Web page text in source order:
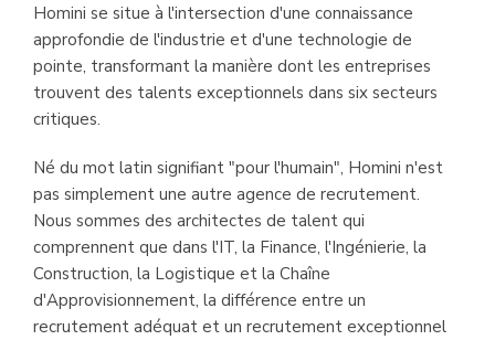
Homini se situe à l'intersection d'une connaissance
approfondie de l'industrie et d'une technologie de
pointe, transformant la manière dont les entreprises
trouvent des talents exceptionnels dans six secteurs
critiques.
Né du mot latin signifiant "pour l'humain", Homini n'est
pas simplement une autre agence de recrutement.
Nous sommes des architectes de talent qui
comprennent que dans l'IT, la Finance, l'Ingénierie, la
Construction, la Logistique et la Chaîne
d'Approvisionnement, la différence entre un
recrutement adéquat et un recrutement exceptionnel